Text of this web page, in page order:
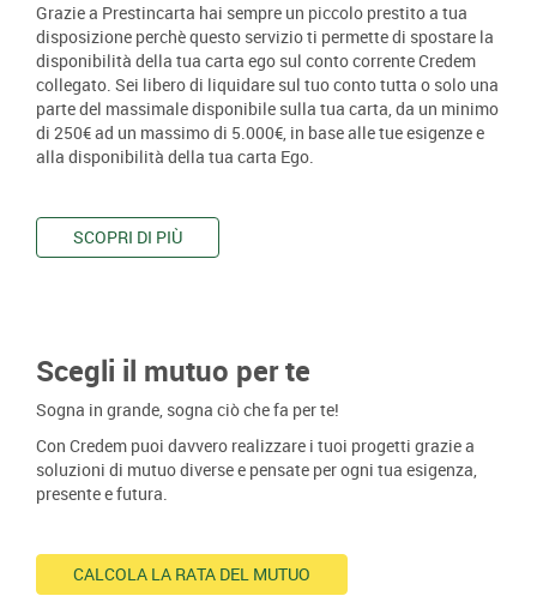
Grazie a Prestincarta hai sempre un piccolo prestito a tua
disposizione perchè questo servizio ti permette di spostare la
disponibilità della tua carta ego sul conto corrente Credem
collegato. Sei libero di liquidare sul tuo conto tutta o solo una
parte del massimale disponibile sulla tua carta, da un minimo
di 250€ ad un massimo di 5.000€, in base alle tue esigenze e
alla disponibilità della tua carta Ego.
SCOPRI DI PIÙ
Scegli il mutuo per te
Sogna in grande, sogna ciò che fa per te!
Con Credem puoi davvero realizzare i tuoi progetti grazie a
soluzioni di mutuo diverse e pensate per ogni tua esigenza,
presente e futura.
CALCOLA LA RATA DEL MUTUO